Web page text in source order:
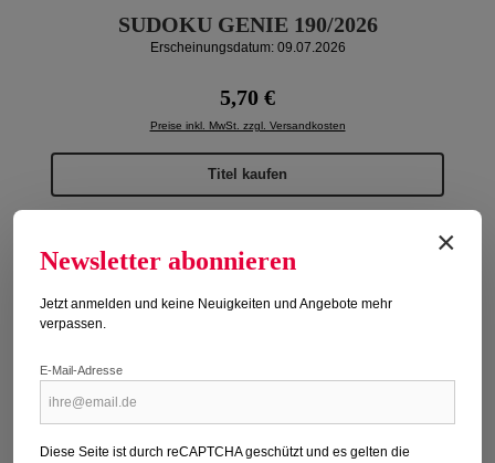
SUDOKU GENIE 190/2026
Erscheinungsdatum: 09.07.2026
Regulärer Preis:
5,70 €
Preise inkl. MwSt. zzgl. Versandkosten
Titel kaufen
Neu
×
Newsletter abonnieren
Jetzt anmelden und keine Neuigkeiten und Angebote mehr
verpassen.
E-Mail-Adresse
Diese Seite ist durch reCAPTCHA geschützt und es gelten die